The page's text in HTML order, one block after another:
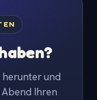
herunter und
Ihren